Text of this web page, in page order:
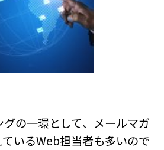
の一環として、メールマガ
いるWeb担当者も多いので